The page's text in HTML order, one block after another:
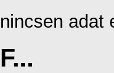
nincsen adat
F...